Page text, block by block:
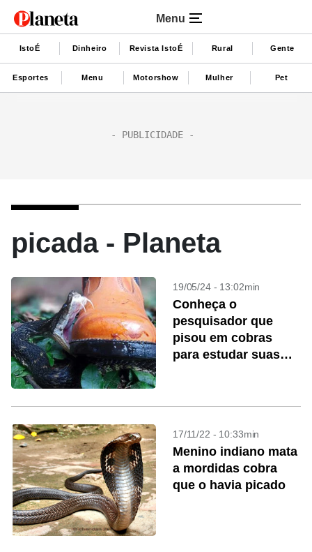
Menu
IstoÉ Dinheiro Revista IstoÉ Rural Gente
Esportes Menu Motorshow Mulher Pet
picada - Planeta
19/05/24 - 13:02min
Conheça o
pesquisador que
pisou em cobras
para estudar suas
17/11/22 - 10:33min
Menino indiano mata
a mordidas cobra
que o havia picado